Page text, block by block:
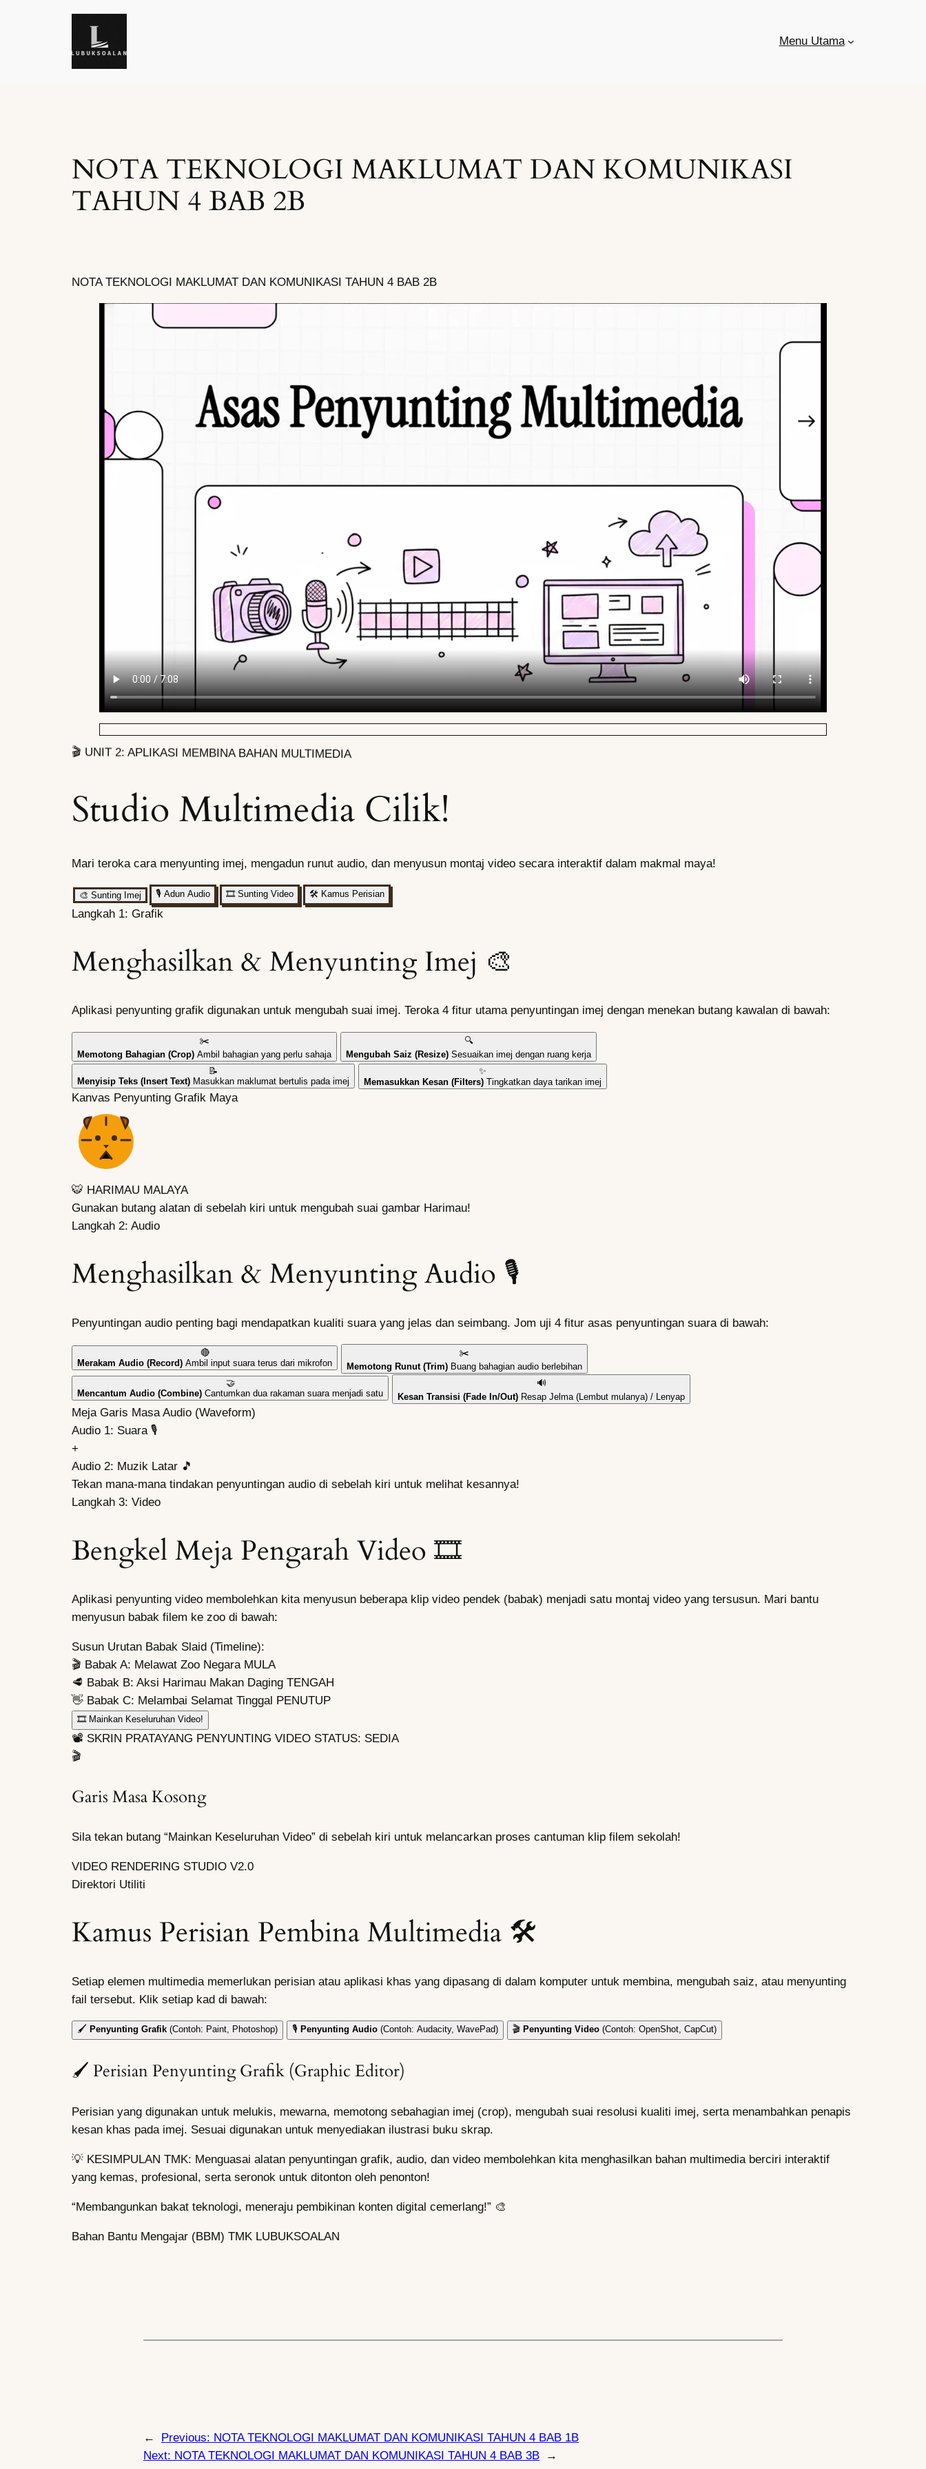
Menu Utama
NOTA TEKNOLOGI MAKLUMAT DAN KOMUNIKASI
TAHUN 4 BAB 2B
NOTA TEKNOLOGI MAKLUMAT DAN KOMUNIKASI TAHUN 4 BAB 2B
🎬 UNIT 2: APLIKASI MEMBINA BAHAN MULTIMEDIA
Studio Multimedia Cilik!
Mari teroka cara menyunting imej, mengadun runut audio, dan menyusun montaj video secara interaktif dalam makmal maya!
🎨 Sunting Imej 🎙️ Adun Audio 🎞️ Sunting Video 🛠️ Kamus Perisian
Langkah 1: Grafik
Menghasilkan & Menyunting Imej 🎨
Aplikasi penyunting grafik digunakan untuk mengubah suai imej. Teroka 4 fitur utama penyuntingan imej dengan menekan butang kawalan di bawah:
✂️
Memotong Bahagian (Crop) Ambil bahagian yang perlu sahaja
🔍
Mengubah Saiz (Resize) Sesuaikan imej dengan ruang kerja
📝
Menyisip Teks (Insert Text) Masukkan maklumat bertulis pada imej
✨
Memasukkan Kesan (Filters) Tingkatkan daya tarikan imej
Kanvas Penyunting Grafik Maya
🐯 HARIMAU MALAYA
Gunakan butang alatan di sebelah kiri untuk mengubah suai gambar Harimau!
Langkah 2: Audio
Menghasilkan & Menyunting Audio 🎙️
Penyuntingan audio penting bagi mendapatkan kualiti suara yang jelas dan seimbang. Jom uji 4 fitur asas penyuntingan suara di bawah:
🔴
Merakam Audio (Record) Ambil input suara terus dari mikrofon
✂️
Memotong Runut (Trim) Buang bahagian audio berlebihan
🤝
Mencantum Audio (Combine) Cantumkan dua rakaman suara menjadi satu
🔊
Kesan Transisi (Fade In/Out) Resap Jelma (Lembut mulanya) / Lenyap
Meja Garis Masa Audio (Waveform)
Audio 1: Suara 🎙️
+
Audio 2: Muzik Latar 🎵
Tekan mana-mana tindakan penyuntingan audio di sebelah kiri untuk melihat kesannya!
Langkah 3: Video
Bengkel Meja Pengarah Video 🎞️
Aplikasi penyunting video membolehkan kita menyusun beberapa klip video pendek (babak) menjadi satu montaj video yang tersusun. Mari bantu
menyusun babak filem ke zoo di bawah:
Susun Urutan Babak Slaid (Timeline):
🎬 Babak A: Melawat Zoo Negara MULA
🥩 Babak B: Aksi Harimau Makan Daging TENGAH
👋 Babak C: Melambai Selamat Tinggal PENUTUP
🎞️ Mainkan Keseluruhan Video!
📽️ SKRIN PRATAYANG PENYUNTING VIDEO STATUS: SEDIA
🎬
Garis Masa Kosong
Sila tekan butang “Mainkan Keseluruhan Video” di sebelah kiri untuk melancarkan proses cantuman klip filem sekolah!
VIDEO RENDERING STUDIO V2.0
Direktori Utiliti
Kamus Perisian Pembina Multimedia 🛠️
Setiap elemen multimedia memerlukan perisian atau aplikasi khas yang dipasang di dalam komputer untuk membina, mengubah saiz, atau menyunting
fail tersebut. Klik setiap kad di bawah:
🖌️ Penyunting Grafik (Contoh: Paint, Photoshop) 🎙️ Penyunting Audio (Contoh: Audacity, WavePad) 🎬 Penyunting Video (Contoh: OpenShot, CapCut)
🖌️ Perisian Penyunting Grafik (Graphic Editor)
Perisian yang digunakan untuk melukis, mewarna, memotong sebahagian imej (crop), mengubah suai resolusi kualiti imej, serta menambahkan penapis
kesan khas pada imej. Sesuai digunakan untuk menyediakan ilustrasi buku skrap.
💡 KESIMPULAN TMK: Menguasai alatan penyuntingan grafik, audio, dan video membolehkan kita menghasilkan bahan multimedia berciri interaktif
yang kemas, profesional, serta seronok untuk ditonton oleh penonton!
“Membangunkan bakat teknologi, meneraju pembikinan konten digital cemerlang!” 🎨
Bahan Bantu Mengajar (BBM) TMK LUBUKSOALAN
← Previous: NOTA TEKNOLOGI MAKLUMAT DAN KOMUNIKASI TAHUN 4 BAB 1B
Next: NOTA TEKNOLOGI MAKLUMAT DAN KOMUNIKASI TAHUN 4 BAB 3B →